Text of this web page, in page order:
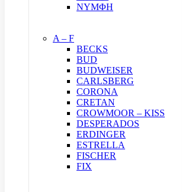
ΝΥΜΦΗ
A – F
BECKS
BUD
BUDWEISER
CARLSBERG
CORONA
CRETAN
CROWMOOR – KISS
DESPERADOS
ERDINGER
ESTRELLA
FISCHER
FIX